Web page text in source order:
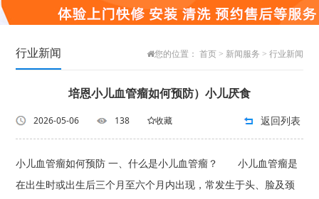
行业新闻 您的位置： 首页> 新闻服务 > 行业新闻
培恩小儿血管瘤如何预防）小儿厌食
2026-05-06 138 收藏 返回列表
小儿血管瘤如何预防 一、什么是小儿血管瘤？ 小儿血管瘤是
在出生时或出生后三个月至六个月内出现，常发生于头、脸及颈